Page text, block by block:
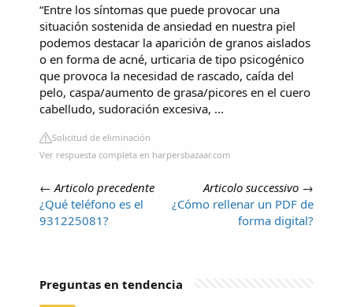
“Entre los síntomas que puede provocar una
situación sostenida de ansiedad en nuestra piel
podemos destacar la aparición de granos aislados
o en forma de acné, urticaria de tipo psicogénico
que provoca la necesidad de rascado, caída del
pelo, caspa/aumento de grasa/picores en el cuero
cabelludo, sudoración excesiva, ...
Solicitud de eliminación
Ver respuesta completa en harpersbazaar.com
← Articolo precedente
¿Qué teléfono es el
931225081?
Articolo successivo →
¿Cómo rellenar un PDF de
forma digital?
Preguntas en tendencia